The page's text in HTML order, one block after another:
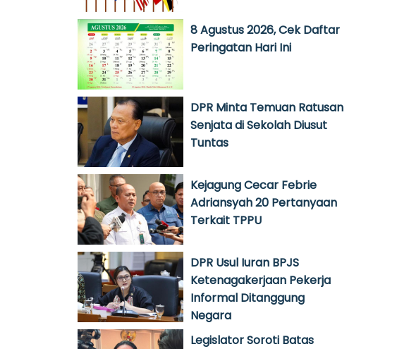
8 Agustus 2026, Cek Daftar
Peringatan Hari Ini
DPR Minta Temuan Ratusan
Senjata di Sekolah Diusut
Tuntas
Kejagung Cecar Febrie
Adriansyah 20 Pertanyaan
Terkait TPPU
DPR Usul Iuran BPJS
Ketenagakerjaan Pekerja
Informal Ditanggung
Negara
Legislator Soroti Batas